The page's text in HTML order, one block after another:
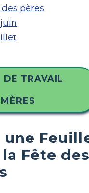
pères
DE TRAVAIL
une
Fête des